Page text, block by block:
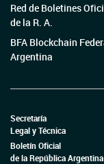
Red de Boletines
de la R. A.
BFA Blockchain
Argentina
Secretaría
Legal y Técnica
Boletín Oficial
de la República Argentina